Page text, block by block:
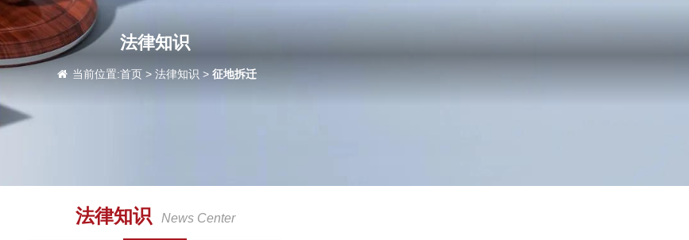
法律知识
当前位置:首页 >法律知识 >征地拆迁
法律知识 News Center